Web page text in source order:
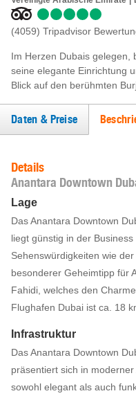
(4059) Tripadvisor
Im Herzen Dubais gelegen,
seine elegante Einrichtung
Blick auf den berühmten
Daten & Preise
Details
Anantara Downtown
Lage
Das Anantara Downtown
liegt günstig in der
Sehenswürdigkeiten wie
besonderer Geheimtipp für
Fahidi, welches den
Flughafen Dubai ist ca. 18
Infrastruktur
Das Anantara Downtown
präsentiert sich in
sowohl elegant als auch